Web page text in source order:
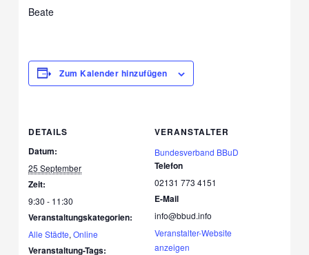
Beate
Zum Kalender hinzufügen
DETAILS
Datum:
25 September
Zeit:
9:30 - 11:30
Veranstaltungskategorien:
Alle Städte,Online
Veranstaltung-Tags:
VERANSTALTER
Bundesverband BBuD
Telefon
02131 773 4151
E-Mail
info@bbud.info
Veranstalter-Website
anzeigen